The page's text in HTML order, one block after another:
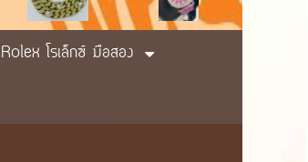
โรเล็กซ์ มือสอง